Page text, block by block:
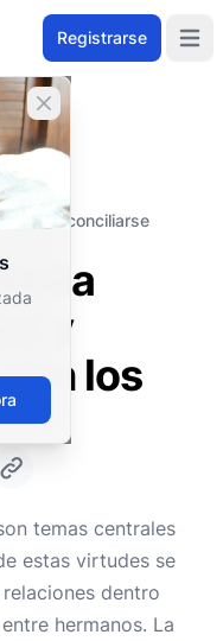
Registrarse
Cerrar banner
y reconciliarse
y
los
temas centrales
estas virtudes se
dentro
hermanos. La